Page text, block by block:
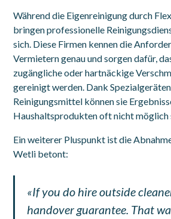
Während die Eigenreinigung durch
bringen professionelle
sich. Diese Firmen kennen die
Vermietern genau und sorgen dafür,
zugängliche oder hartnäckige
gereinigt werden. Dank
Reinigungsmittel können sie
Haushaltsprodukten oft nicht möglich
Ein weiterer Pluspunkt ist die
Wetli betont:
«If you do hire outside
handover guarantee. That